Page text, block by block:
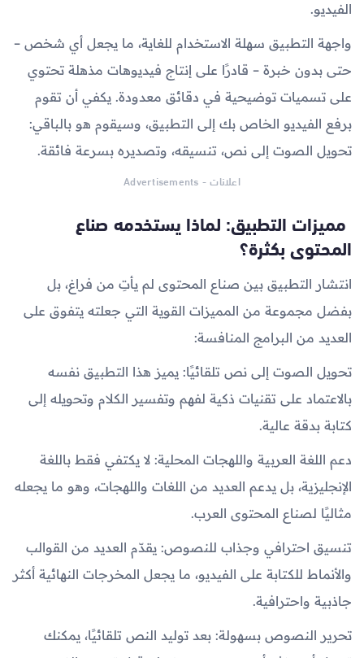
الفيديو.
واجهة التطبيق سهلة الاستخدام للغاية، ما يجعل أي شخص –
حتى بدون خبرة – قادرًا على إنتاج فيديوهات مذهلة تحتوي
على تسميات توضيحية في دقائق معدودة. يكفي أن تقوم
برفع الفيديو الخاص بك إلى التطبيق، وسيقوم هو بالباقي:
تحويل الصوت إلى نص، تنسيقه، وتصديره بسرعة فائقة.
اعلانات - Advertisements
مميزات التطبيق: لماذا يستخدمه صناع
المحتوى بكثرة؟
انتشار التطبيق بين صناع المحتوى لم يأتِ من فراغ، بل
بفضل مجموعة من المميزات القوية التي جعلته يتفوق على
العديد من البرامج المنافسة:
تحويل الصوت إلى نص تلقائيًا: يميز هذا التطبيق نفسه
بالاعتماد على تقنيات ذكية لفهم وتفسير الكلام وتحويله إلى
كتابة بدقة عالية.
دعم اللغة العربية واللهجات المحلية: لا يكتفي فقط باللغة
الإنجليزية، بل يدعم العديد من اللغات واللهجات، وهو ما يجعله
مثاليًا لصناع المحتوى العرب.
تنسيق احترافي وجذاب للنصوص: يقدّم العديد من القوالب
والأنماط للكتابة على الفيديو، ما يجعل المخرجات النهائية أكثر
جاذبية واحترافية.
تحرير النصوص بسهولة: بعد توليد النص تلقائيًا، يمكنك